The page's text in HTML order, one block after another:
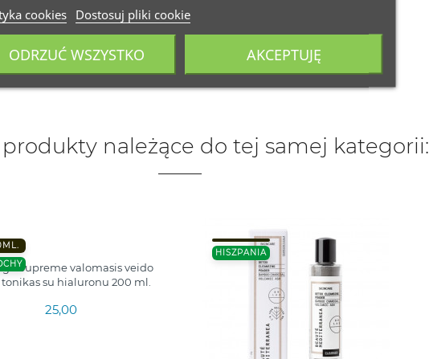
należące do tej samej kategorii:
Supreme valomasis veido
tonikas su hialuronu 200 ml.
25,00
HISZPANIA
cookies Dostosuj pliki cookie
ODRZUĆ WSZYSTKO AKCEPTUJĘ